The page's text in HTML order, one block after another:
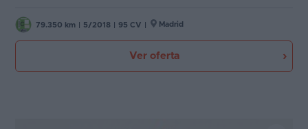
79.350 km 5/2018 95 CV Madrid
Ver oferta